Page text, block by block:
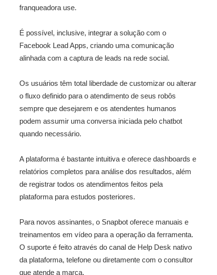
franqueadora use.
É possível, inclusive, integrar a solução com o
Facebook Lead Apps, criando uma comunicação
alinhada com a captura de leads na rede social.
Os usuários têm total liberdade de customizar ou alterar
o fluxo definido para o atendimento de seus robôs
sempre que desejarem e os atendentes humanos
podem assumir uma conversa iniciada pelo chatbot
quando necessário.
A plataforma é bastante intuitiva e oferece dashboards e
relatórios completos para análise dos resultados, além
de registrar todos os atendimentos feitos pela
plataforma para estudos posteriores.
Para novos assinantes, o Snapbot oferece manuais e
treinamentos em vídeo para a operação da ferramenta.
O suporte é feito através do canal de Help Desk nativo
da plataforma, telefone ou diretamente com o consultor
que atende a marca.